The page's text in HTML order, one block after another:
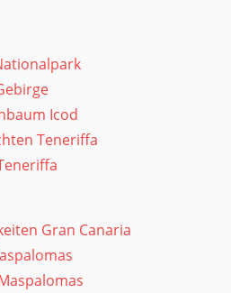
Icod
Teneriffa
Gran Canaria